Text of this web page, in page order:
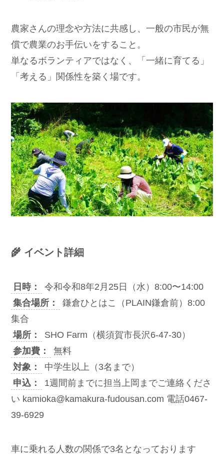
農家さんの理念や方法に共感し、一般の市民が無
償で農業のお手伝いをすること。
単なるボランティアではなく、「一緒に育てる」
「考える」関係性を築く場です。
🌾 イベント詳細
日時：
令和令和8年2月25日（水）8:00〜14:00
集合場所：
鎌倉ひとはこ（PLAIN鎌倉前）8:00
集合
場所：
SHO Farm（横須賀市長沢6-47-30）
参加費：
無料
対象：
中学生以上（3名まで）
申込：
1週間前までに担当上岡までご連絡くださ
い kamioka@kamakura-fudousan.com 電話0467-
39-6929
車に乗れる人数の関係で3名となっております